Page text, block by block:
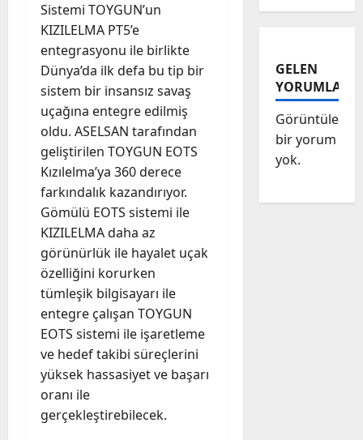
Sistemi TOYGUN’un
KIZILELMA PT5’e
entegrasyonu ile birlikte
Dünya’da ilk defa bu tip bir
sistem bir insansız savaş
uçağına entegre edilmiş
oldu. ASELSAN tarafından
geliştirilen TOYGUN EOTS
Kızılelma’ya 360 derece
farkındalık kazandırıyor.
Gömülü EOTS sistemi ile
KIZILELMA daha az
görünürlük ile hayalet uçak
özelliğini korurken
tümleşik bilgisayarı ile
entegre çalışan TOYGUN
EOTS sistemi ile işaretleme
ve hedef takibi süreçlerini
yüksek hassasiyet ve başarı
oranı ile
gerçekleştirebilecek.
GELEN
YORUMLAR
bir yorum
yok.